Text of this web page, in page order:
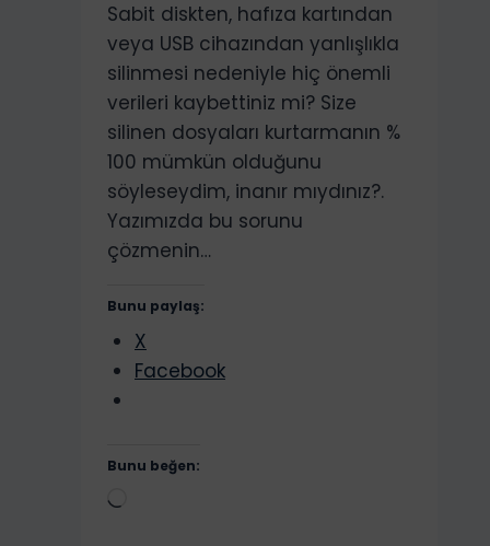
Sabit diskten, hafıza kartından
veya USB cihazından yanlışlıkla
silinmesi nedeniyle hiç önemli
verileri kaybettiniz mi? Size
silinen dosyaları kurtarmanın %
100 mümkün olduğunu
söyleseydim, inanır mıydınız?.
Yazımızda bu sorunu
çözmenin…
Bunu paylaş:
X
Facebook
Bunu beğen: